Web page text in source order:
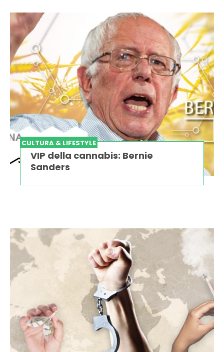
CULTURA & LIFESTYLE
VIP della cannabis: Bernie
Sanders